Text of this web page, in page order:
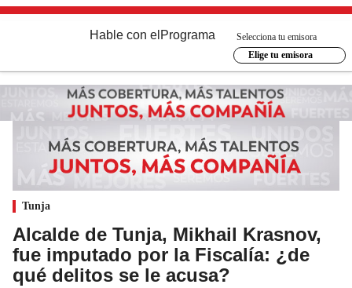
Hable con el Programa
Selecciona tu emisora
Elige tu emisora
Tunja
Alcalde de Tunja, Mikhail Krasnov,
fue imputado por la Fiscalía: ¿de
qué delitos se le acusa?